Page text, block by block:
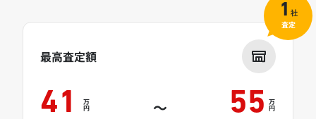
最高査定額
41 万
円 ～ 55 万
円
1 社
査定